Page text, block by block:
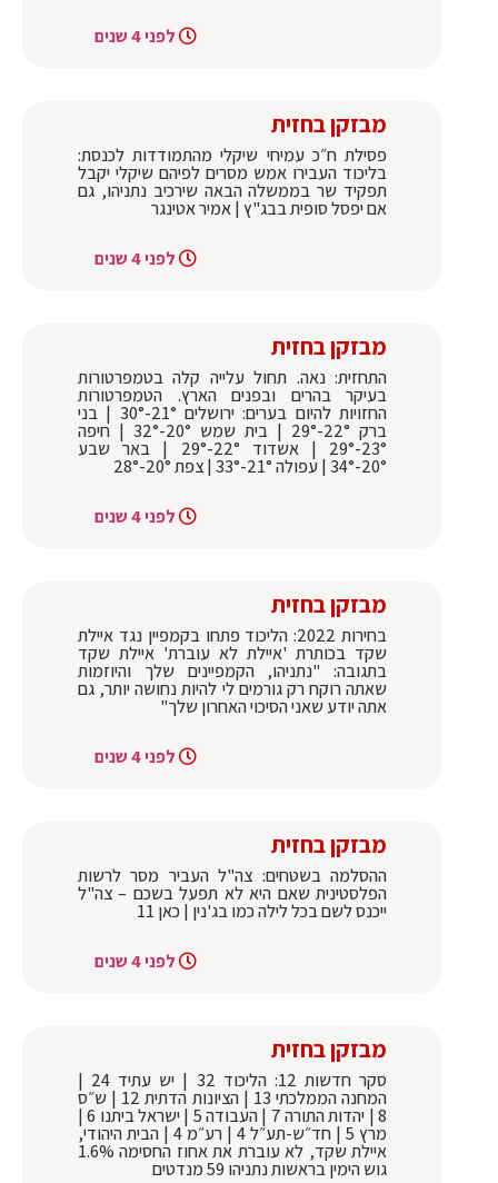
לפני 4 שנים
מבזקן בחזית
פסילת ח״כ עמיחי שיקלי מהתמודדות לכנסת:
בליכוד העבירו אמש מסרים לפיהם שיקלי יקבל
תפקיד שר בממשלה הבאה שירכיב נתניהו, גם
אם יפסל סופית בבג"ץ | אמיר אטינגר
לפני 4 שנים
מבזקן בחזית
התחזית: נאה. תחול עלייה קלה בטמפרטורות
בעיקר בהרים ובפנים הארץ. הטמפרטורות
החזויות להיום בערים: ירושלים 21°-30° | בני
ברק 22°-29° | בית שמש 20°-32° | חיפה
23°-29° | אשדוד 22°-29° | באר שבע
20°-34° | עפולה 21°-33° | צפת 20°-28°
לפני 4 שנים
מבזקן בחזית
בחירות 2022: הליכוד פתחו בקמפיין נגד איילת
שקד בכותרת 'איילת לא עוברת' איילת שקד
בתגובה: "נתניהו, הקמפיינים שלך והיוזמות
שאתה רוקח רק גורמים לי להיות נחושה יותר, גם
אתה יודע שאני הסיכוי האחרון שלך"
לפני 4 שנים
מבזקן בחזית
ההסלמה בשטחים: צה"ל העביר מסר לרשות
הפלסטינית שאם היא לא תפעל בשכם – צה"ל
ייכנס לשם בכל לילה כמו בג'נין | כאן 11
לפני 4 שנים
מבזקן בחזית
סקר חדשות 12: הליכוד 32 | יש עתיד 24 |
המחנה הממלכתי 13 | הציונות הדתית 12 | ש״ס
8 | יהדות התורה 7 | העבודה 5 | ישראל ביתנו 6 |
מרץ 5 | חד״ש-תע״ל 4 | רע״מ 4 | הבית היהודי,
איילת שקד, לא עוברת את אחוז החסימה 1.6%
גוש הימין בראשות נתניהו 59 מנדטים